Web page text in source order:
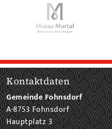
Kontaktdaten
Gemeinde Fohnsdorf
A-8753 Fohnsdorf
Hauptplatz 3